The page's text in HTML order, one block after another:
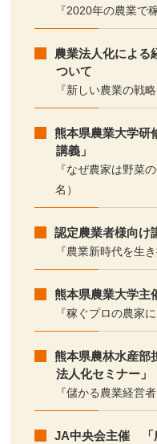
『2020年の農業で
農業法人化による
ついて
『新しい農業の戦略
熊本県農業大学
講義」
『なぜ農家は野菜
名）
認定農業者様向
『農業新時代を生
熊本県農業大学主
『稼ぐプロの農家
熊本県農林水産
法人化セミナー」
『儲かる農業経営
JA中央会主催 「